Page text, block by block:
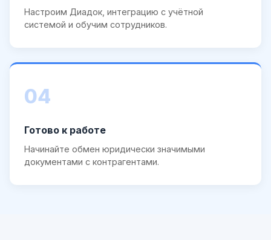
Настроим Диадок, интеграцию с учётной
системой и обучим сотрудников.
04
Готово к работе
Начинайте обмен юридически значимыми
документами с контрагентами.